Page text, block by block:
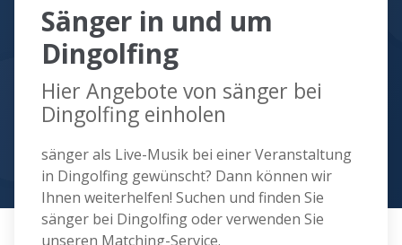
Sänger in und um
Dingolfing
Hier Angebote von sänger bei
Dingolfing einholen
sänger als Live-Musik bei einer Veranstaltung
in Dingolfing gewünscht? Dann können wir
Ihnen weiterhelfen! Suchen und finden Sie
sänger bei Dingolfing oder verwenden Sie
unseren Matching-Service.